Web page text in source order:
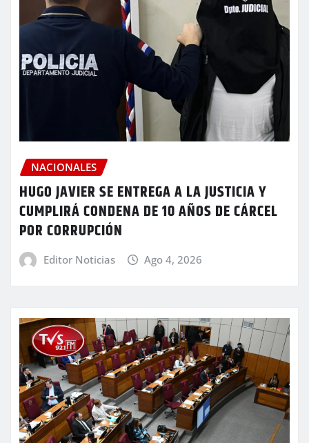
NACIONALES
HUGO JAVIER SE ENTREGA A LA JUSTICIA Y
CUMPLIRÁ CONDENA DE 10 AÑOS DE CÁRCEL
POR CORRUPCIÓN
Editor Noticias Ago 4, 2026